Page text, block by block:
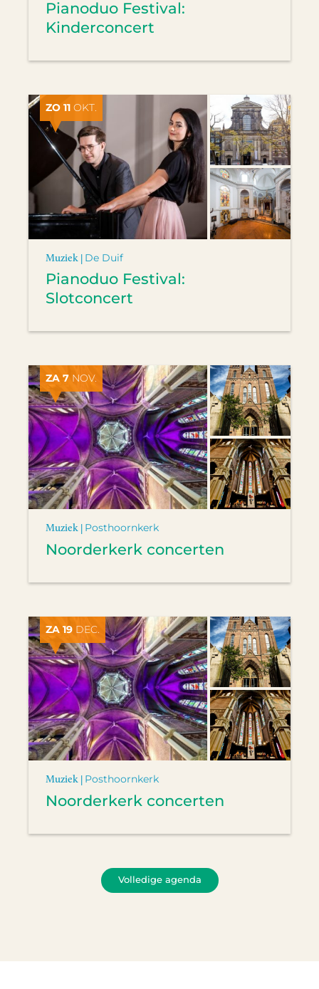
Pianoduo Festival:
Kinderconcert
ZO 11 OKT.
Muziek | De Duif
Pianoduo Festival:
Slotconcert
ZA 7 NOV.
Muziek | Posthoornkerk
Noorderkerk concerten
ZA 19 DEC.
Muziek | Posthoornkerk
Noorderkerk concerten
Volledige agenda